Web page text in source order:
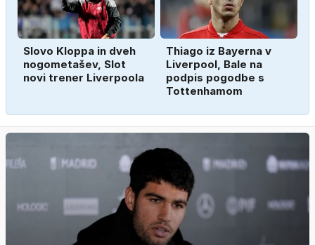
Slovo Kloppa in dveh
nogometašev, Slot
novi trener Liverpoola
Thiago iz Bayerna v
Liverpool, Bale na
podpis pogodbe s
Tottenhamom